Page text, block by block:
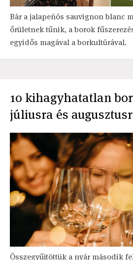
Bár a jalapeñós sauvignon blanc
őrületnek tűnik, a borok
egyidős magával a borkultúrával.
10 kihagyhatatlan
júliusra és
Összegyűjtöttük a nyár második